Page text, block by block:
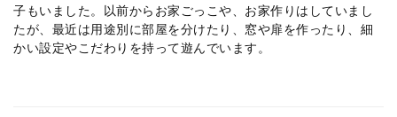
子もいました。以前からお家ごっこや、お家作りはしていまし
たが、最近は用途別に部屋を分けたり、窓や扉を作ったり、細
かい設定やこだわりを持って遊んでいます。